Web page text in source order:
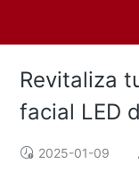
Revitaliza
facial LED
2025-01-09